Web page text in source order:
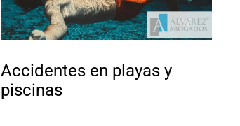
Accidentes en playas y
piscinas